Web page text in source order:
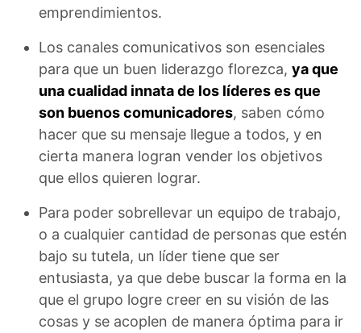
emprendimientos.
Los canales comunicativos son esenciales
para que un buen liderazgo florezca, ya que
una cualidad innata de los líderes es que
son buenos comunicadores, saben cómo
hacer que su mensaje llegue a todos, y en
cierta manera logran vender los objetivos
que ellos quieren lograr.
Para poder sobrellevar un equipo de trabajo,
o a cualquier cantidad de personas que estén
bajo su tutela, un líder tiene que ser
entusiasta, ya que debe buscar la forma en la
que el grupo logre creer en su visión de las
cosas y se acoplen de manera óptima para ir